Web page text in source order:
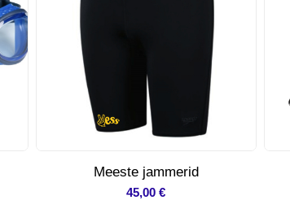
Meeste jammerid
45,00€